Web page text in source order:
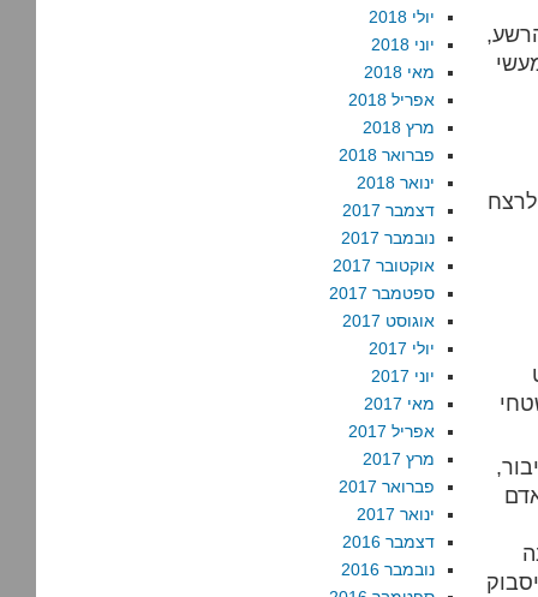
המרכזית לציון 17 שנה לרצח
יולי 2018
יוני 2018
מאי 2018
אפריל 2018
מרץ 2018
פברואר 2018
ינואר 2018
דצמבר 2017
נובמבר 2017
אוקטובר 2017
ספטמבר 2017
אוגוסט 2017
יולי 2017
יוני 2017
מאי 2017
אפריל 2017
מרץ 2017
פברואר 2017
ינואר 2017
דצמבר 2016
נובמבר 2016